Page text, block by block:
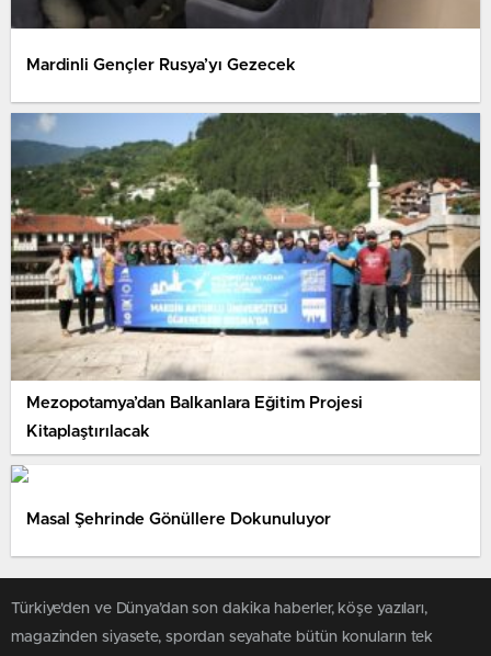
Mardinli Gençler Rusya’yı Gezecek
Mezopotamya’dan Balkanlara Eğitim Projesi
Kitaplaştırılacak
Masal Şehrinde Gönüllere Dokunuluyor
Türkiye'den ve Dünya’dan son dakika haberler, köşe yazıları,
magazinden siyasete, spordan seyahate bütün konuların tek